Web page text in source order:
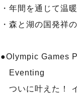
・年間を通じて温
・森と湖の国発祥
●Olympic Games
Eventing
ついに叶えた！